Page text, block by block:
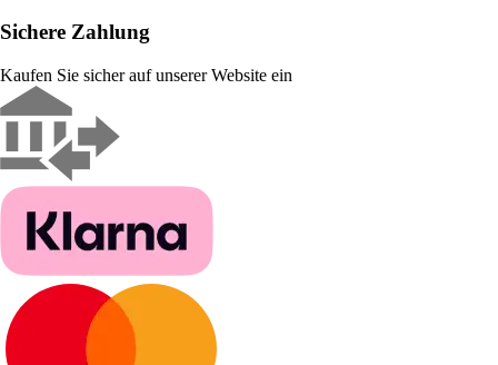
Sichere Zahlung
Kaufen Sie sicher auf unserer Website ein